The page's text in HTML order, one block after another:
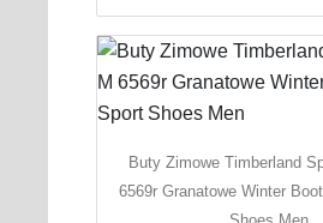
Buty Zimowe Timberland
6569r Granatowe Winter